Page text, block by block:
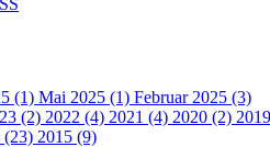
(1) Mai 2025 (1) Februar 2025 (3)
(2) 2022 (4) 2021 (4) 2020 (2) 2019
(23) 2015 (9)